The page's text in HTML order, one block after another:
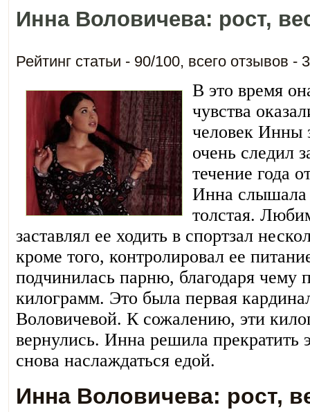
Инна Воловичева: рост,
Рейтинг статьи - 90/100, всего отзывов - 3
В это время
чувства
человек Инны
очень следил
течение года
Инна слышала
толстая.
заставлял ее ходить в спортзал
кроме того, контролировал ее
подчинилась парню, благодаря чему
килограмм. Это была первая
Воловичевой. К сожалению, эти
вернулись. Инна решила прекратить
снова наслаждаться едой.
Инна Воловичева: рост,